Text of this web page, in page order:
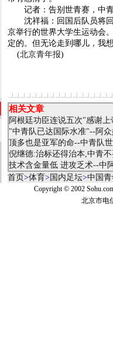
记者：告别世青赛，中青
沈祥福：回国后队员将回
京举行的世界大学生运动会
定的。但无论走到哪儿，我
(北京青年报)
相关文章
阿根廷功臣连说五次"感谢
"中青队已达国际水准"--阿
顶多也是亚军的命--中青队
倪继德:治标还得治本,中青
技术含金量低 进攻乏术--中
首页>体育> 国内足坛>中国
Copyright © 2002
北京市电